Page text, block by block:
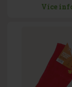
Více